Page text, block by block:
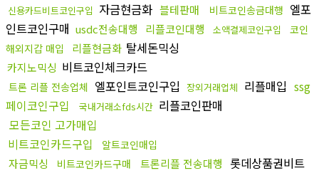
신용카드비트코인구입 자금현금화 블테판매 비트코인송금대행 엘포
인트코인구매 usdc전송대행 리플코인대행 소액결제코인구입
코인
해외지갑 매입
리플현금화 탈세돈믹싱
카지노믹싱 비트코인체크카드
트론 리플 전송업체 엘포인트코인구입 장외거래업체 리플매입 ssg
페이코인구입
국내거래소fds시간 리플코인판매
모든코인 고가매입
비트코인카드구입
알트코인매입
자금믹싱 비트코인카드구매 트론리플 전송대행
롯데상품권비트